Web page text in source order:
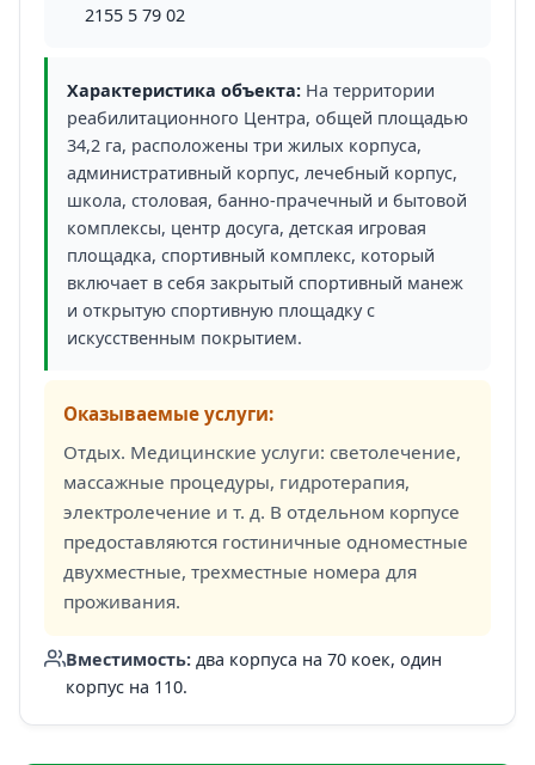
2155 5 79 02
Характеристика объекта: На территории
реабилитационного Центра, общей площадью
34,2 га, расположены три жилых корпуса,
административный корпус, лечебный корпус,
школа, столовая, банно-прачечный и бытовой
комплексы, центр досуга, детская игровая
площадка, спортивный комплекс, который
включает в себя закрытый спортивный манеж
и открытую спортивную площадку с
искусственным покрытием.
Оказываемые услуги:
Отдых. Медицинские услуги: светолечение,
массажные процедуры, гидротерапия,
электролечение и т. д. В отдельном корпусе
предоставляются гостиничные одноместные
двухместные, трехместные номера для
проживания.
Вместимость: два корпуса на 70 коек, один
корпус на 110.